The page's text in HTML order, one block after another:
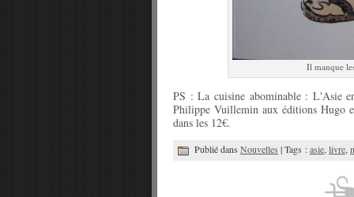
Il manque
PS : La cuisine abominable : L'Asie
Philippe Vuillemin aux éditions Hugo
dans les 12€.
Publié dans Nouvelles | Tags :asie livre